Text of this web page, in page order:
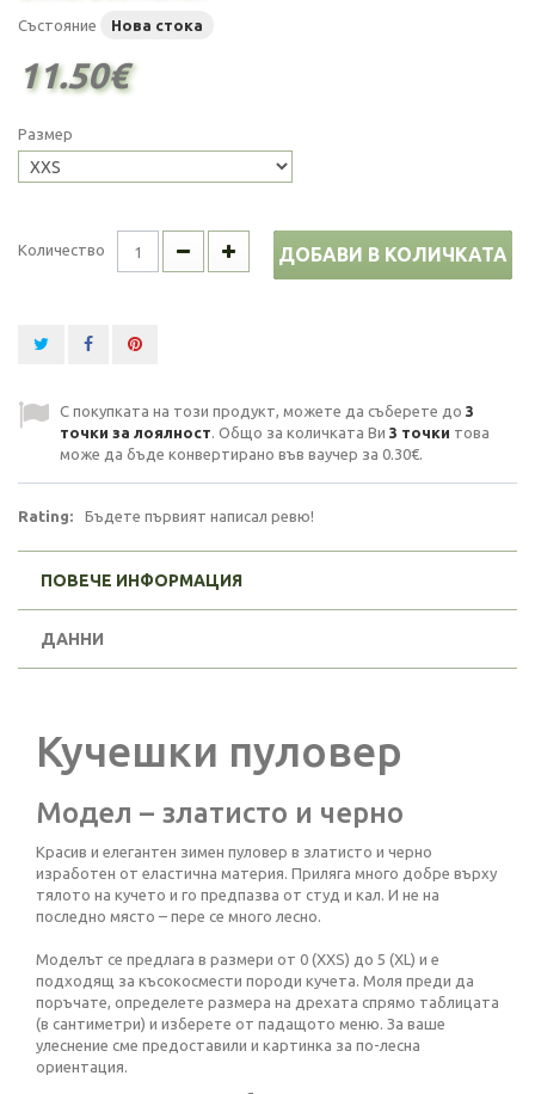
Състояние Нова стока
11.50€
Размер
Количество ДОБАВИ В КОЛИЧКАТА
С покупката на този продукт, можете да съберете до 3
точки за лоялност. Общо за количката Ви 3 точки това
може да бъде конвертирано във ваучер за 0.30€.
Rating: Бъдете първият написал ревю!
ПОВЕЧЕ ИНФОРМАЦИЯ
ДАННИ
Кучешки пуловер
Модел – златисто и черно
Красив и елегантен зимен пуловер в златисто и черно
изработен от еластична материя. Приляга много добре върху
тялото на кучето и го предпазва от студ и кал. И не на
последно място – пере се много лесно.
Моделът се предлага в размери от 0 (XXS) до 5 (XL) и е
подходящ за късокосмести породи кучета. Моля преди да
поръчате, определете размера на дрехата спрямо таблицата
(в сантиметри) и изберете от падащото меню. За ваше
улеснение сме предоставили и картинка за по-лесна
ориентация.